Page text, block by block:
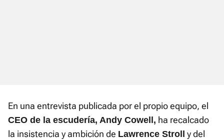
En una entrevista publicada por el propio equipo, el
CEO de la escudería, Andy Cowell, ha recalcado
la insistencia y ambición de Lawrence Stroll
y del